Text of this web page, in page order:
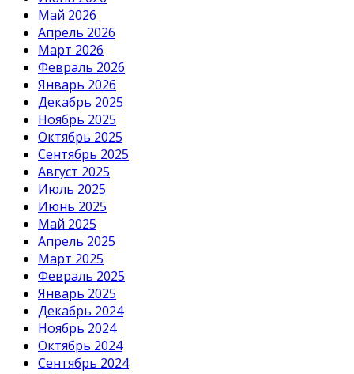
Май 2026
Апрель 2026
Март 2026
Февраль 2026
Январь 2026
Декабрь 2025
Ноябрь 2025
Октябрь 2025
Сентябрь 2025
Август 2025
Июль 2025
Июнь 2025
Май 2025
Апрель 2025
Март 2025
Февраль 2025
Январь 2025
Декабрь 2024
Ноябрь 2024
Октябрь 2024
Сентябрь 2024